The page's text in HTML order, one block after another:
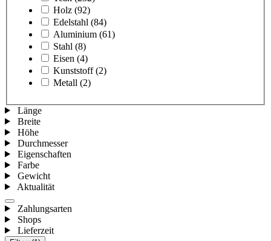
Holz (92)
Edelstahl (84)
Aluminium (61)
Stahl (8)
Eisen (4)
Kunststoff (2)
Metall (2)
Länge
Breite
Höhe
Durchmesser
Eigenschaften
Farbe
Gewicht
Aktualität
Zahlungsarten
Shops
Lieferzeit